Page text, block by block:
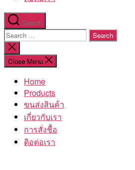
Search
Search
for:
Close
search
Close Menu
Home
Products
ขนส่งสินค้า
เกี่ยวกับเรา
การสั่งชื้อ
ติอต่อเรา